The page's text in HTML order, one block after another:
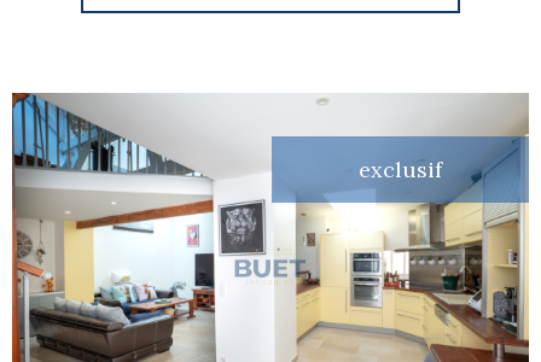
exclusif